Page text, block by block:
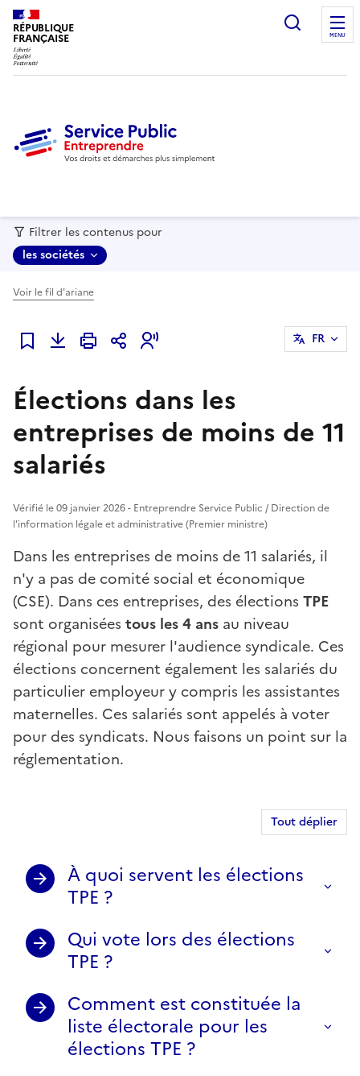
RÉPUBLIQUE
FRANÇAISE MENU
Filtrer les contenus pour
les sociétés
Voir le fil d'ariane
Ajouter à mes favoris
FR
Élections dans les
entreprises de moins de 11
salariés
Vérifié le 09 janvier 2026 - Entreprendre Service Public / Direction de
l'information légale et administrative (Premier ministre)
Dans les entreprises de moins de 11 salariés, il
n'y a pas de comité social et économique
(CSE). Dans ces entreprises, des élections TPE
sont organisées tous les 4 ans au niveau
régional pour mesurer l'audience syndicale. Ces
élections concernent également les salariés du
particulier employeur y compris les assistantes
maternelles. Ces salariés sont appelés à voter
pour des syndicats. Nous faisons un point sur la
réglementation.
Tout déplier
À quoi servent les élections
TPE ?
Qui vote lors des élections
TPE ?
Comment est constituée la
liste électorale pour les
élections TPE ?